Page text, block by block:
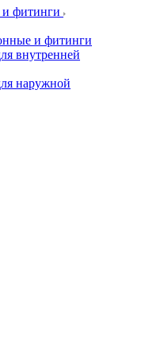
фитинги
и фитинги
внутренней
наружной